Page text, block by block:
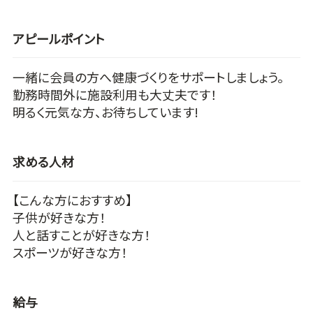
アピールポイント
一緒に会員の方へ健康づくりをサポートしましょう。
勤務時間外に施設利用も大丈夫です！
明るく元気な方、お待ちしています!
求める人材
【こんな方におすすめ】
子供が好きな方！
人と話すことが好きな方！
スポーツが好きな方！
給与